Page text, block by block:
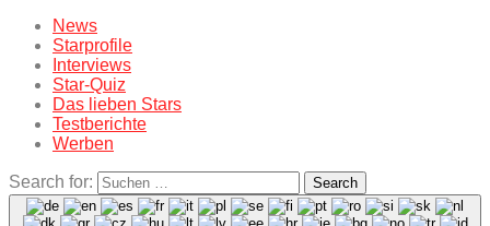
News
Starprofile
Interviews
Star-Quiz
Das lieben Stars
Testberichte
Werben
Search for: Search